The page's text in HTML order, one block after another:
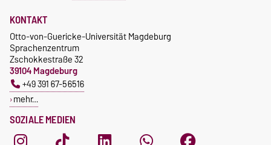
SOZIALE MEDIEN
KONTAKT
Otto-von-Guericke-Universität Magdeburg
Sprachenzentrum
Zschokkestraße 32
39104 Magdeburg
+49 391 67-56516
mehr…